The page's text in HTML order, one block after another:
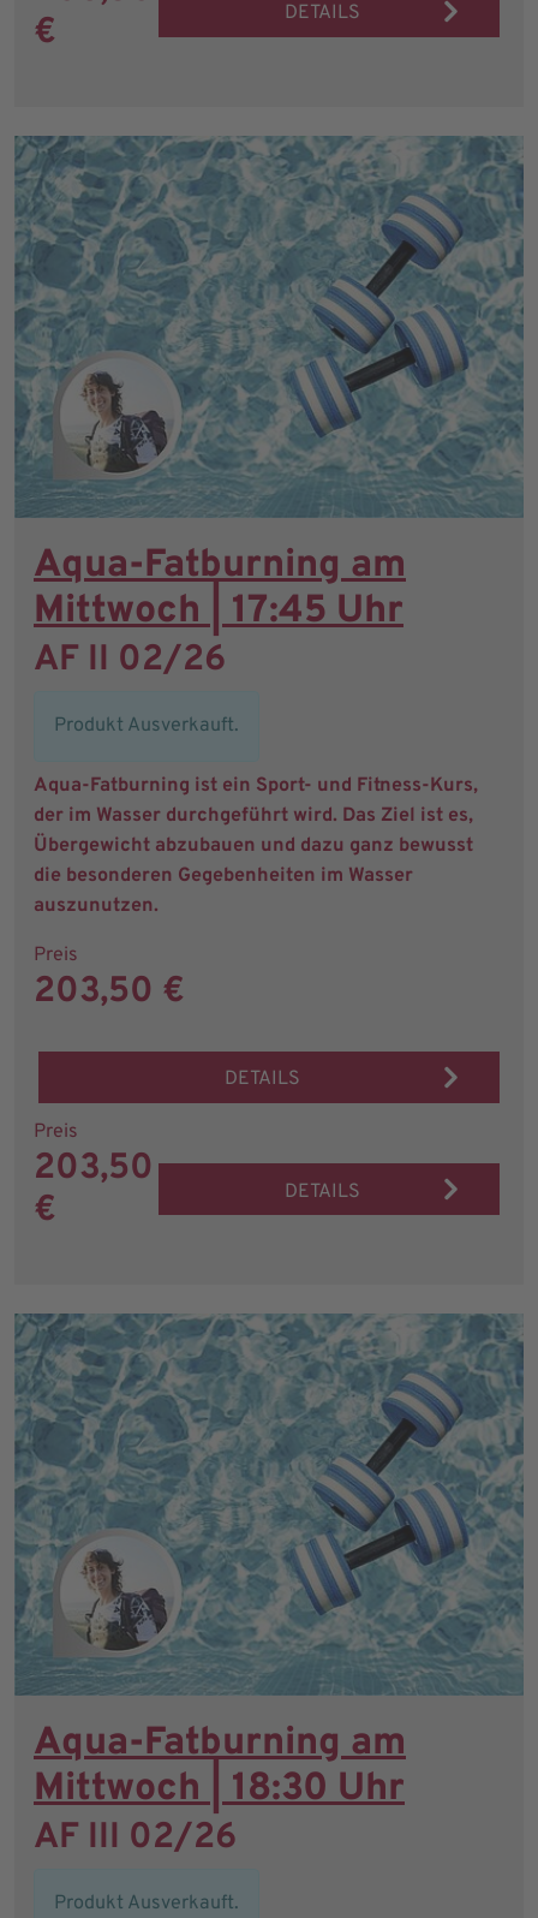
€
DETAILS
Aqua-Fatburning am
Mittwoch | 17:45 Uhr
AF II 02/26
Produkt Ausverkauft.
Aqua-Fatburning ist ein Sport- und Fitness-Kurs,
der im Wasser durchgeführt wird. Das Ziel ist es,
Übergewicht abzubauen und dazu ganz bewusst
die besonderen Gegebenheiten im Wasser
auszunutzen.
Preis
203,50 €
DETAILS
Preis
203,50
€
DETAILS
Aqua-Fatburning am
Mittwoch | 18:30 Uhr
AF III 02/26
Produkt Ausverkauft.